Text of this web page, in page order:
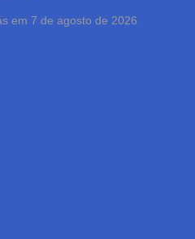
em 7 de agosto de 2026